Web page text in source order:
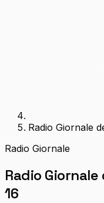
Radio Giornale
Radio Giornale
Radio
16